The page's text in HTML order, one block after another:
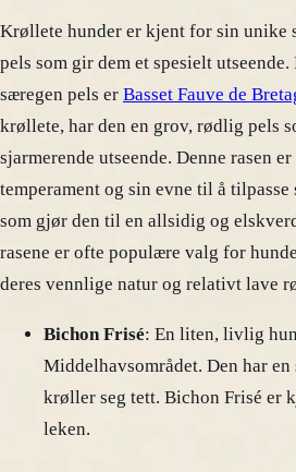
Krøllete hunder er kjent for sin unike
pels som gir dem et spesielt utseende.
særegen pels er Basset Fauve de
krøllete, har den en grov, rødlig pels
sjarmerende utseende. Denne rasen
temperament og sin evne til å
som gjør den til en allsidig og
rasene er ofte populære valg for
deres vennlige natur og relativt lave
Bichon Frisé: En liten, livlig
Middelhavsområdet. Den har
krøller seg tett. Bichon Frisé er
leken.